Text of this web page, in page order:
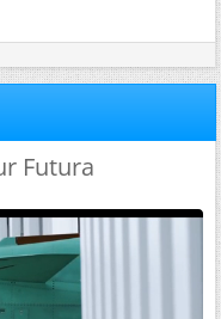
Futura